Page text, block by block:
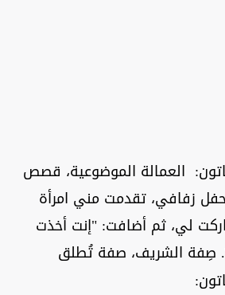
العمالة الموضوعية، قصص
زفافي، تقدمت مني امرأة
لي، ثم أضافت: "إنت أخذت
صِفة الشريف، صفة تُطلق